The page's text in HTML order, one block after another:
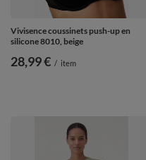
Vivisence coussinets push-up en
silicone 8010, beige
28,99 € / item